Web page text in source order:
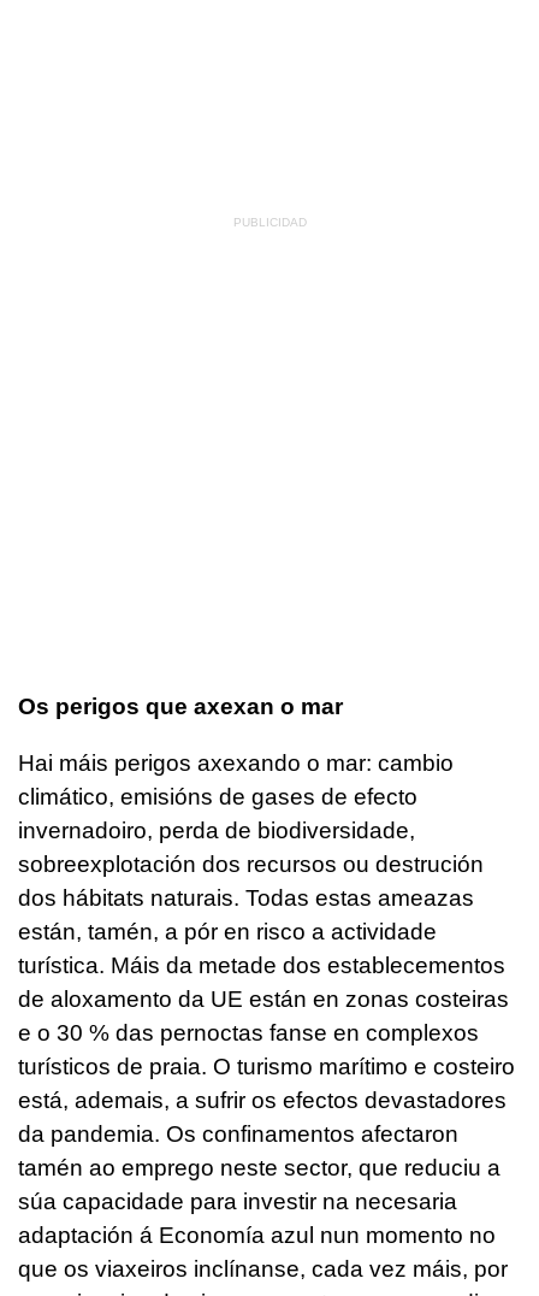
Os perigos que axexan o mar
Hai máis perigos axexando o mar: cambio
climático, emisións de gases de efecto
invernadoiro, perda de biodiversidade,
sobreexplotación dos recursos ou destrución
dos hábitats naturais. Todas estas ameazas
están, tamén, a pór en risco a actividade
turística. Máis da metade dos establecementos
de aloxamento da UE están en zonas costeiras
e o 30 % das pernoctas fanse en complexos
turísticos de praia. O turismo marítimo e costeiro
está, ademais, a sufrir os efectos devastadores
da pandemia. Os confinamentos afectaron
tamén ao emprego neste sector, que reduciu a
súa capacidade para investir na necesaria
adaptación á Economía azul nun momento no
que os viaxeiros inclínanse, cada vez máis, por